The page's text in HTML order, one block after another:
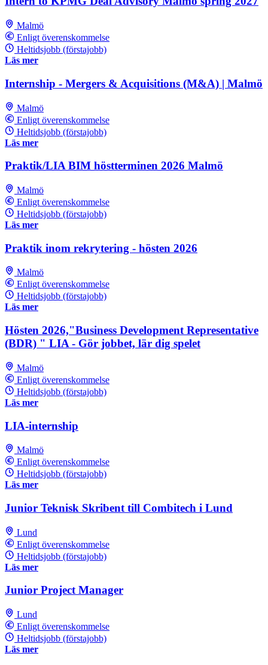
Malmö
Enligt överenskommelse
Heltidsjobb (förstajobb)
Läs mer
Internship - Mergers & Acquisitions (M&A) | Malmö
Malmö
Enligt överenskommelse
Heltidsjobb (förstajobb)
Läs mer
Praktik/LIA BIM höstterminen 2026 Malmö
Malmö
Enligt överenskommelse
Heltidsjobb (förstajobb)
Läs mer
Praktik inom rekrytering - hösten 2026
Malmö
Enligt överenskommelse
Heltidsjobb (förstajobb)
Läs mer
Hösten 2026,"Business Development Representative
(BDR) " LIA - Gör jobbet, lär dig spelet
Malmö
Enligt överenskommelse
Heltidsjobb (förstajobb)
Läs mer
LIA-internship
Malmö
Enligt överenskommelse
Heltidsjobb (förstajobb)
Läs mer
Junior Teknisk Skribent till Combitech i Lund
Lund
Enligt överenskommelse
Heltidsjobb (förstajobb)
Läs mer
Junior Project Manager
Lund
Enligt överenskommelse
Heltidsjobb (förstajobb)
Läs mer